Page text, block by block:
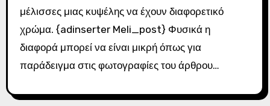
μέλισσες μιας κυψέλης να έχουν διαφορετικό
χρώμα. {adinserter Meli_post} Φυσικά η
διαφορά μπορεί να είναι μικρή όπως για
παράδειγμα στις φωτογραφίες του άρθρου…